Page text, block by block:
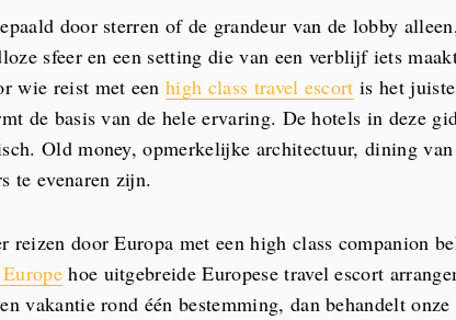
door sterren of de grandeur van de lobby
sfeer en een setting die van een verblijf iets
wie reist met eenhigh class travel escort is het
de basis van de hele ervaring. De hotels in deze
Old money, opmerkelijke architectuur, dining
te evenaren zijn.
reizen door Europa met een high class companion
hoe uitgebreide Europese travel escort
vakantie rond één bestemming, dan behandelt onze